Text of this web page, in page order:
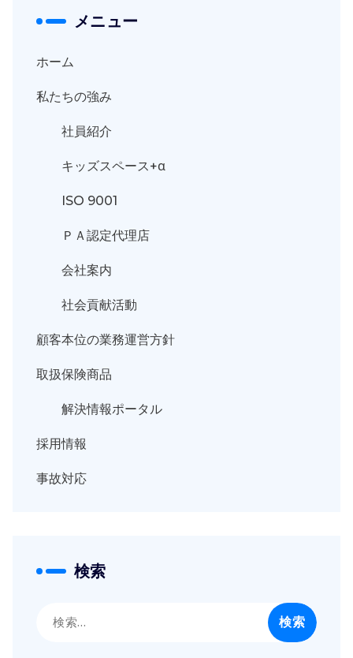
メニュー
ホーム
私たちの強み
社員紹介
キッズスペース+α
ISO 9001
ＰＡ認定代理店
会社案内
社会貢献活動
顧客本位の業務運営方針
取扱保険商品
解決情報ポータル
採用情報
事故対応
検索